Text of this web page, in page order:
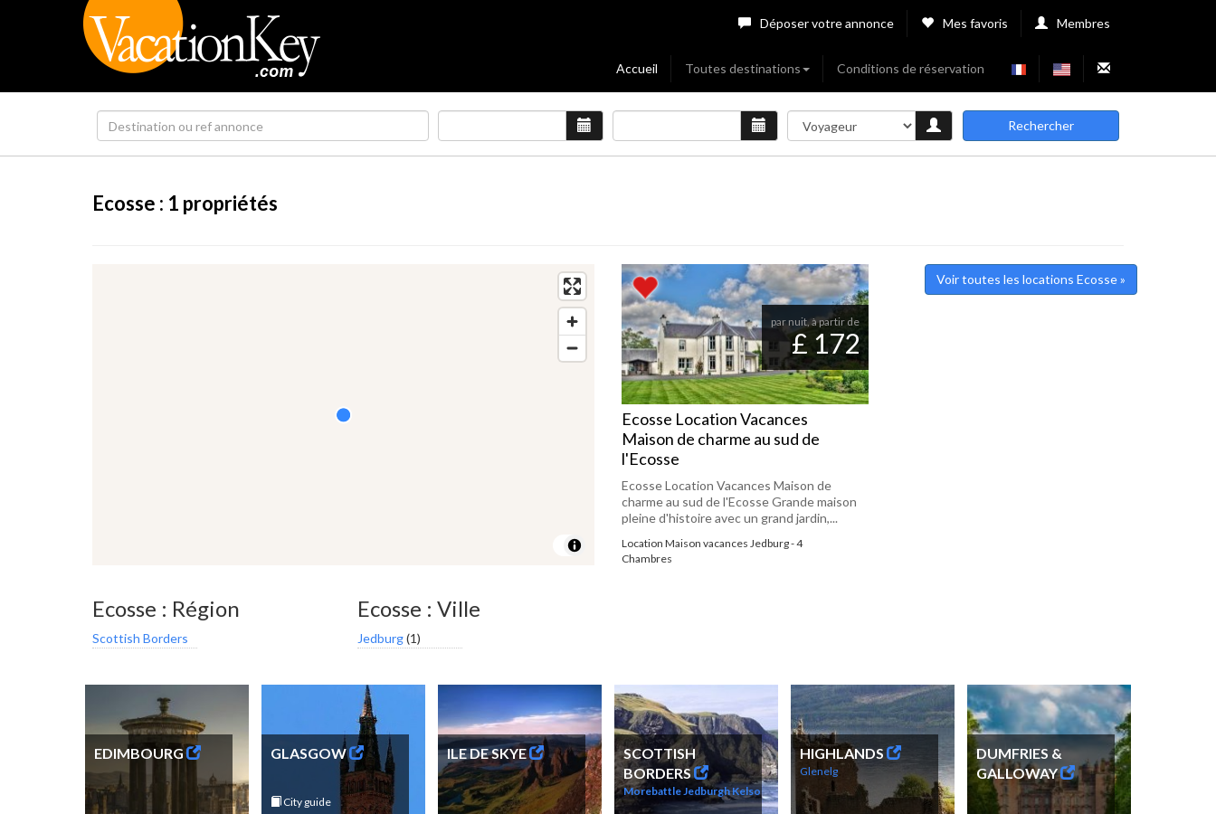
Déposer votre annonce Mes favoris Membres
Accueil Toutes destinations Conditions de réservation
Rechercher
Ecosse : 1 propriétés
Ecosse : Région
Scottish Borders
Ecosse : Ville
Jedburg(1)
par nuit, à partir de
£ 172
Ecosse Location Vacances
Maison de charme au sud de
l'Ecosse
Ecosse Location Vacances Maison de
charme au sud de l'Ecosse Grande maison
pleine d'histoire avec un grand jardin,...
Location Maison vacances Jedburg - 4
Chambres
Voir toutes les locations Ecosse »
EDIMBOURG GLASGOW
City guide
ILE DE SKYE
SCOTTISH
BORDERS
MorebattleJedburghKelso
HIGHLANDS
Glenelg
DUMFRIES &
GALLOWAY